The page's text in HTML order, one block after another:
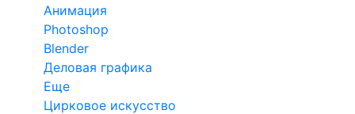
Анимация
Photoshop
Blender
Деловая графика
Еще
Цирковое искусство